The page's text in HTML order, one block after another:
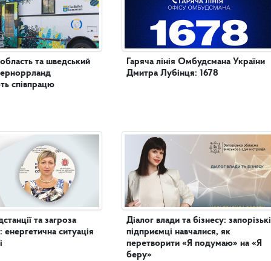
та шведський
співпрацю
та загроза
енергетична ситуація
Гаряча лінія Омбудсмана України
Дмитра Лубінця: 1678
Діалог влади та бізнесу: запорізькі
підприємці навчалися, як
перетворити «Я подумаю» на «Я
беру»